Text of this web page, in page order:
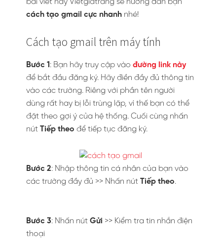
bài viết này Vietgiatrang sẽ hướng dẫn bạn
cách tạo gmail cực nhanh nhé!
Cách tạo gmail trên máy tính
Bước 1 : Bạn hãy truy cập vào đường link này
để bắt đầu đăng ký. Hãy điền đầy đủ thông tin
vào các trường. Riêng với phần tên người
dùng rất hay bị lỗi trùng lặp, vì thế bạn có thể
đặt theo gợi ý của hệ thống. Cuối cùng nhấn
nút Tiếp theo để tiếp tục đăng ký.
Bước 2: Nhập thông tin cá nhân của bạn vào
các trường đầy đủ >> Nhấn nút Tiếp theo.
Bước 3: Nhấn nút Gửi >> Kiểm tra tin nhắn điện
thoại